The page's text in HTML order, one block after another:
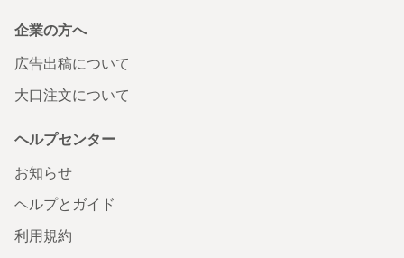
企業の方へ
広告出稿について
大口注文について
ヘルプセンター
お知らせ
ヘルプとガイド
利用規約